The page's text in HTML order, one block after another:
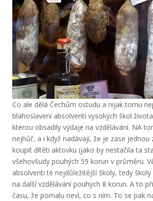
Co ale dělá Čechům ostudu a nijak tomu
blahoslavení absolventi vysokých škol
kterou obsadily výdaje na vzdělávání. NA
nejhůř, a i když nadávají, že je zase jednou
koupit dítěti aktovku (jako by nestačila ta
všehovšudy pouhých 59 korun v průměru.
absolventi té nejdůležitější školy, tedy
na další vzdělávání pouhých 8 korun. A to
času, že pomalu neví, co s ním. To se pak